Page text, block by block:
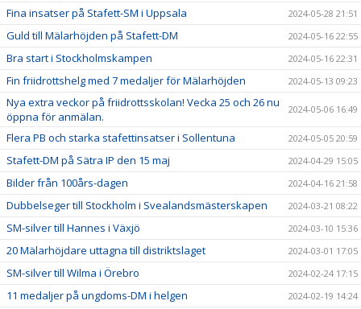
Fina insatser på Stafett-SM i Uppsala 2024-05-28 21:51
Guld till Mälarhöjden på Stafett-DM 2024-05-16 22:55
Bra start i Stockholmskampen 2024-05-16 22:31
Fin friidrottshelg med 7 medaljer för Mälarhöjden 2024-05-13 09:23
Nya extra veckor på friidrottsskolan! Vecka 25 och 26 nu
öppna för anmälan.
2024-05-06 16:49
Flera PB och starka stafettinsatser i Sollentuna 2024-05-05 20:59
Stafett-DM på Sätra IP den 15 maj 2024-04-29 15:05
Bilder från 100års-dagen 2024-04-16 21:58
Dubbelseger till Stockholm i Svealandsmästerskapen 2024-03-21 08:22
SM-silver till Hannes i Växjö 2024-03-10 15:36
20 Mälarhöjdare uttagna till distriktslaget 2024-03-01 17:05
SM-silver till Wilma i Örebro 2024-02-24 17:15
11 medaljer på ungdoms-DM i helgen 2024-02-19 14:24